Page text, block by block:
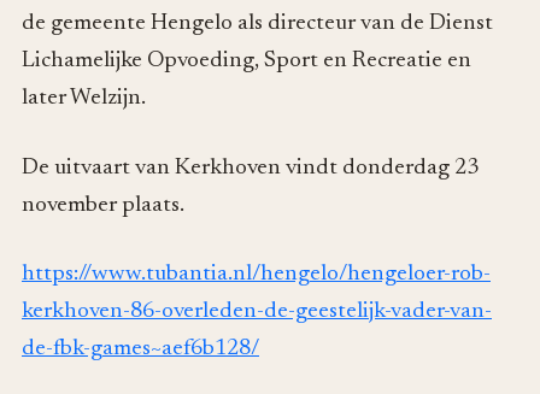
de gemeente Hengelo als directeur van de Dienst
Lichamelijke Opvoeding, Sport en Recreatie en
later Welzijn.
De uitvaart van Kerkhoven vindt donderdag 23
november plaats.
https://www.tubantia.nl/hengelo/hengeloer-rob-
kerkhoven-86-overleden-de-geestelijk-vader-van-
de-fbk-games~aef6b128/